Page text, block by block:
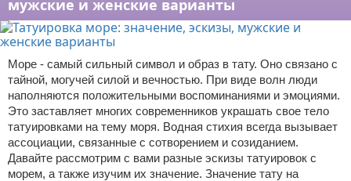
мужские и женские варианты
Море - самый сильный символ и образ в тату. Оно связано с
тайной, могучей силой и вечностью. При виде волн люди
наполняются положительными воспоминаниями и эмоциями.
Это заставляет многих современников украшать свое тело
татуировками на тему моря. Водная стихия всегда вызывает
ассоциации, связанные с сотворением и созиданием.
Давайте рассмотрим с вами разные эскизы татуировок с
морем, а также изучим их значение. Значение тату на